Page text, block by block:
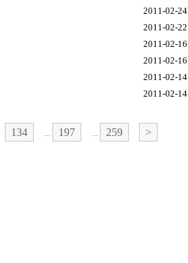
2011-02-24
2011-02-22
2011-02-16
2011-02-16
2011-02-14
2011-02-14
134 ... 197 ... 259 >